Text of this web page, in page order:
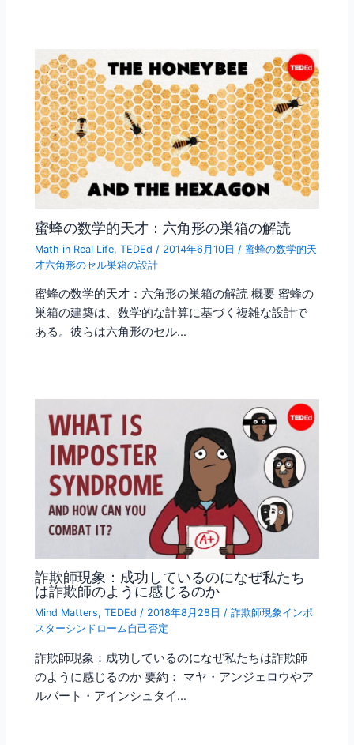
蜜蜂の数学的天才：六角形の巣箱の解読
Math in Real Life,TEDEd / 2014年6月10日 /蜜蜂の数学的天
才六角形のセル巣箱の設計
蜜蜂の数学的天才：六角形の巣箱の解読 概要 蜜蜂の
巣箱の建築は、数学的な計算に基づく複雑な設計で
ある。彼らは六角形のセル…
詐欺師現象：成功しているのになぜ私たち
は詐欺師のように感じるのか
Mind Matters,TEDEd / 2018年8月28日/詐欺師現象インポ
スターシンドローム自己否定
詐欺師現象：成功しているのになぜ私たちは詐欺師
のように感じるのか 要約： マヤ・アンジェロウやア
ルバート・アインシュタイ…